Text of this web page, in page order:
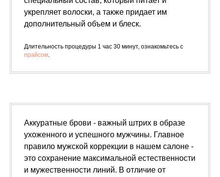
укрепляет волоски, а также придает им
дополнительный объем и блеск.
Длительность процедуры 1 час 30 минут, ознакомьтесь с
прайсом.
Аккуратные брови - важный штрих в образе
ухоженного и успешного мужчины. Главное
правило мужской коррекции в нашем салоне -
это сохранение максимальной естественности
и мужественности линий. В отличие от